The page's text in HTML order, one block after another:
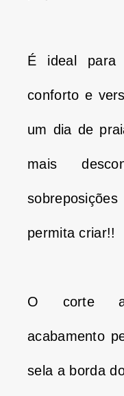
É ideal para
conforto e
um dia de
mais
permita criar!!
O corte a
acabamento
sela a borda